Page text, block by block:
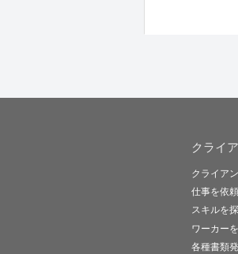
クライ
クライア
仕事を依
スキルを
ワーカー
各種書類